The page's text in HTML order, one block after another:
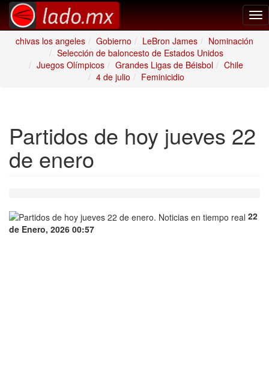
chivas los angeles
Gobierno LeBron James
Nominación
Selección de baloncesto de Estados Unidos
Juegos Olímpicos
Grandes Ligas de Béisbol
Chile
4 de julio
Feminicidio
Partidos de hoy jueves 22
de enero
22
de Enero, 2026 00:57